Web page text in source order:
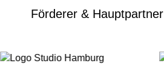
Förderer & Hauptpartner